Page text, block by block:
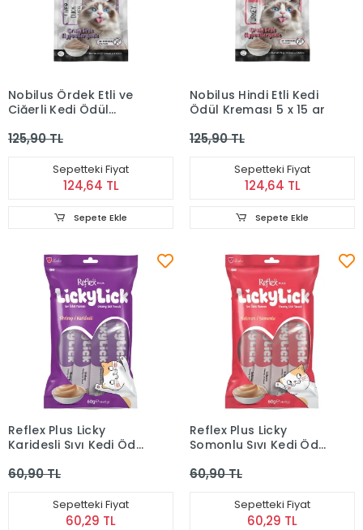
Nobilus Ördek Etli ve
Ciğerli Kedi Ödül
125,90 TL
Sepetteki Fiyat
124,64 TL
Sepete Ekle
Nobilus Hindi Etli Kedi
Ödül Kreması 5 x 15 gr
125,90 TL
Sepetteki Fiyat
124,64 TL
Sepete Ekle
Reflex Plus Licky
Karidesli Sıvı Kedi Ödül
60,90 TL
Sepetteki Fiyat
60,29 TL
Reflex Plus Licky
Somonlu Sıvı Kedi Ödül
60,90 TL
Sepetteki Fiyat
60,29 TL